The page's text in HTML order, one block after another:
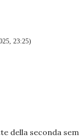
23:25)
della seconda